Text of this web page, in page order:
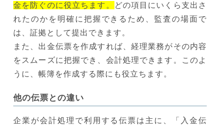
金を防ぐのに役立ちます。
どの項目にいくら支出さ
れたのかを明確に把握できるため、監査の場面で
は、証拠として提出できます。
また、出金伝票を作成すれば、経理業務がその内容
をスムーズに把握でき、会計処理できます。このよ
うに、帳簿を作成する際にも役立ちます。
他の伝票との違い
企業が会計処理で利用する伝票は主に、「入金伝